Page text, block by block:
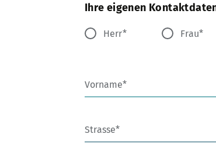
Ihre eigenen
Herr Frau
Vorname
Strasse